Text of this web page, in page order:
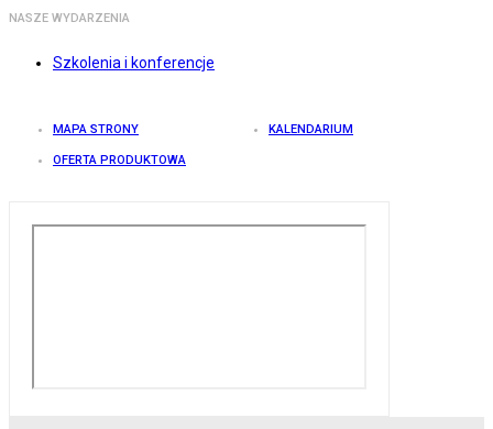
NASZE WYDARZENIA
Szkolenia i konferencje
MAPA STRONY KALENDARIUM
OFERTA PRODUKTOWA